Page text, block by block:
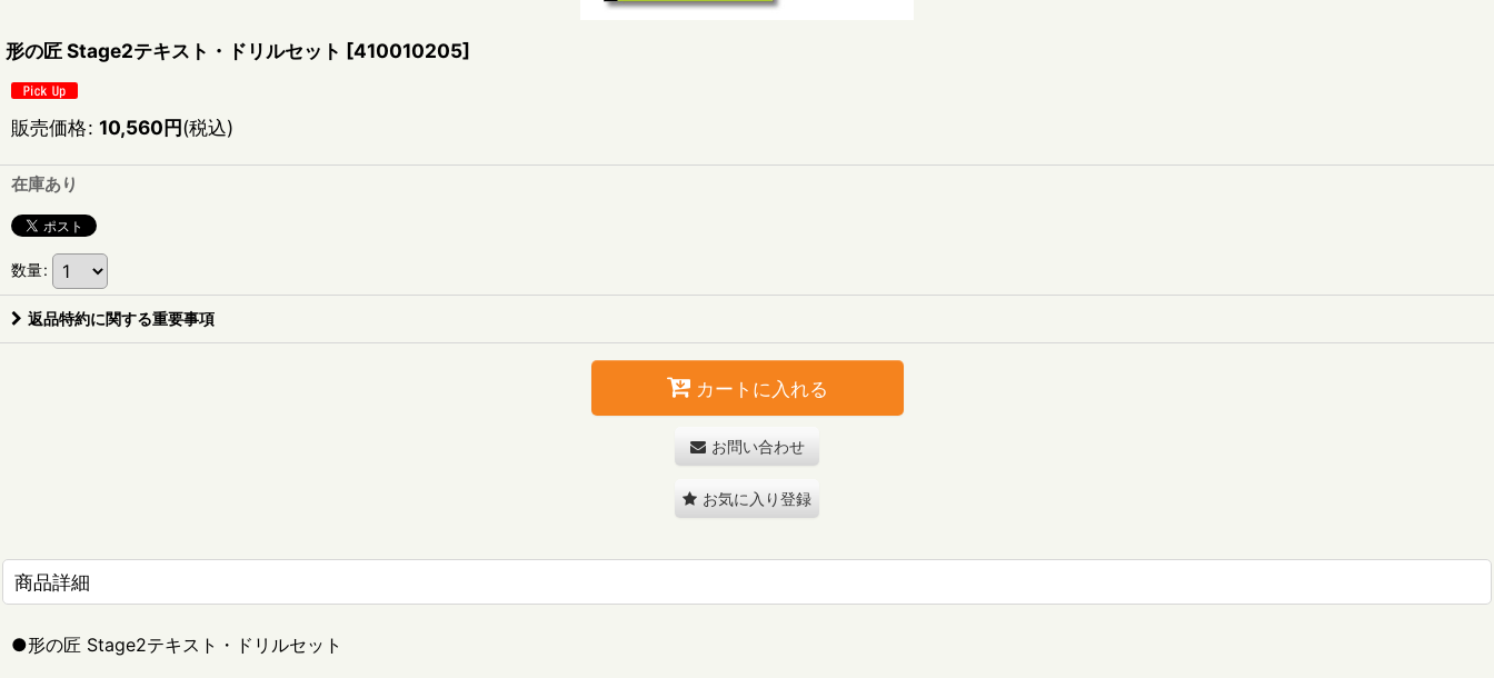
形の匠 Stage2テキスト・ドリルセット [410010205]
販売価格: 10,560円(税込)
在庫あり
数量:
返品特約に関する重要事項
カートに入れる
お問い合わせ
お気に入り登録
商品詳細
●形の匠 Stage2テキスト・ドリルセット